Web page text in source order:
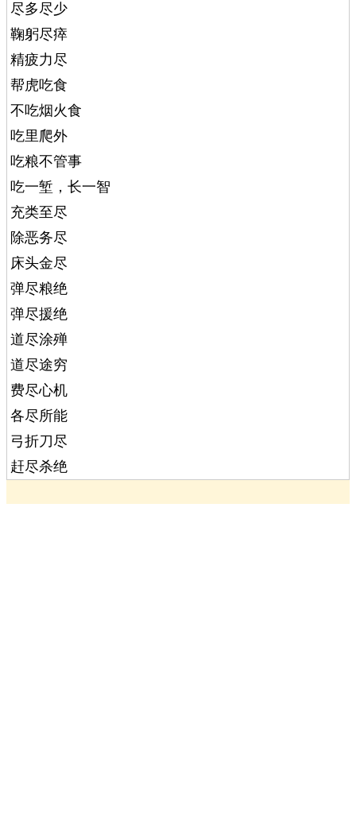
尽多尽少
鞠躬尽瘁
精疲力尽
帮虎吃食
不吃烟火食
吃里爬外
吃粮不管事
吃一堑，长一智
充类至尽
除恶务尽
床头金尽
弹尽粮绝
弹尽援绝
道尽涂殚
道尽途穷
费尽心机
各尽所能
弓折刀尽
赶尽杀绝